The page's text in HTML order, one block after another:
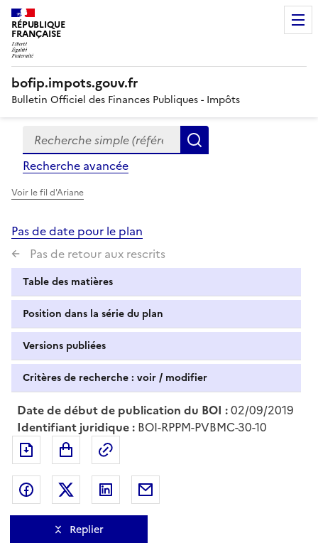
RÉPUBLIQUE
FRANÇAISE
bofip.impots.gouv.fr
Bulletin Officiel des Finances Publiques - Impôts
Formulaire
de
recherche
Recherche simple (références, mots clés, partie du
Recherche avancée
Voir le fil d'Ariane
Pas de date pour le plan
Pas de retour aux rescrits
Table des matières
Position dans la série du plan
Versions publiées
Critères de recherche : voir / modifier
Date de début de publication du BOI :02/09/2019
Identifiant juridique : BOI-RPPM-PVBMC-30-10
Exporter le document au format pdf
Partager sur Facebook
Partager sur Twitter
Partager sur LinkedIn
Replier